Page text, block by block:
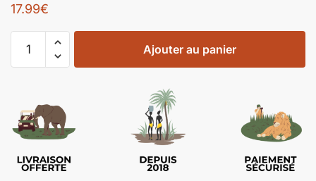
17.99€
Ajouter au panier